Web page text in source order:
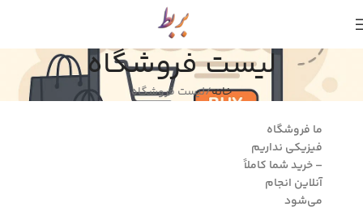
لیست فروشگاه
خانه لیست فروشگاه
ما فروشگاه
فیزیکی نداریم
– خرید شما کاملاً
آنلاین انجام
می‌شود
ما سالها تجربه را آسان و مناسب عرضه میکنیم.